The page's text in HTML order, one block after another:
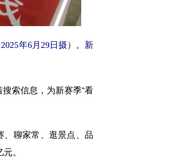
年6月29日摄）。新
索信息，为新赛季“看
聊家常、逛景点、品
。